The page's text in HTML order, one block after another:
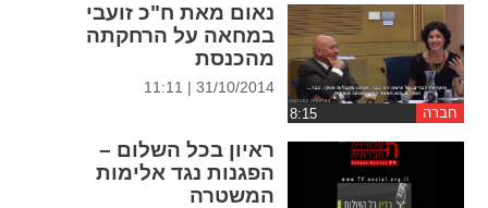
חברה
נאום מאת ח"כ זועבי
במחאה על הרחקתה
מהכנסת
31/10/2014 | 11:11
ראיון בכל השלום –
הפגנות נגד אלימות
המשטרה